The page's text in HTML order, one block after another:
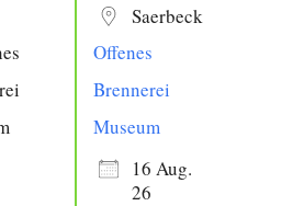
Saerbeck
Offenes
Brennerei
Museum
16 Aug.
26